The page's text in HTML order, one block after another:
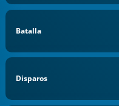
Batalla
Disparos